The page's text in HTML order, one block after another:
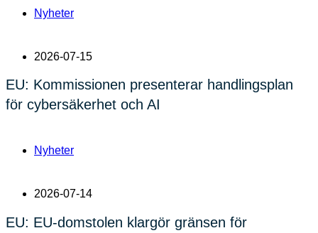
Nyheter
2026-07-15
EU: Kommissionen presenterar handlingsplan
för cybersäkerhet och AI
Nyheter
2026-07-14
EU: EU-domstolen klargör gränsen för